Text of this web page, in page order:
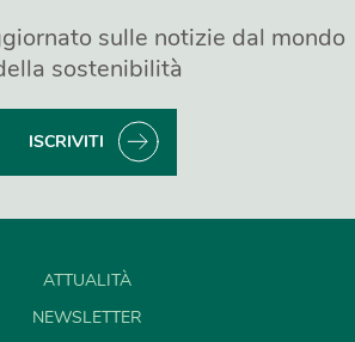
sulle notizie dal mondo
sostenibilità
ISCRIVITI
ATTUALITÀ
NEWSLETTER